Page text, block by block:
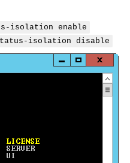
isolation enable
isolation disable